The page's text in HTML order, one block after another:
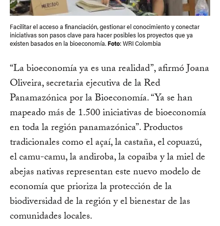
Facilitar el acceso a financiación, gestionar el conocimiento y conectar
iniciativas son pasos clave para hacer posibles los proyectos que ya
existen basados en la bioeconomía. Foto: WRI Colombia
“La bioeconomía ya es una realidad”, afirmó Joana
Oliveira, secretaria ejecutiva de la Red
Panamazónica por la Bioeconomía. “Ya se han
mapeado más de 1.500 iniciativas de bioeconomía
en toda la región panamazónica”. Productos
tradicionales como el açaí, la castaña, el copuazú,
el camu-camu, la andiroba, la copaiba y la miel de
abejas nativas representan este nuevo modelo de
economía que prioriza la protección de la
biodiversidad de la región y el bienestar de las
comunidades locales.